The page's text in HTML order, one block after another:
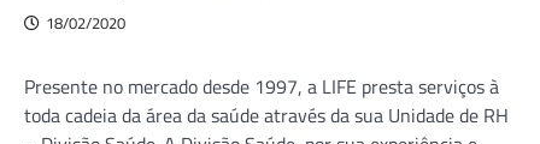
18/02/2020
Presente no mercado desde 1997, a LIFE presta serviços à
toda cadeia da área da saúde através da sua Unidade de RH